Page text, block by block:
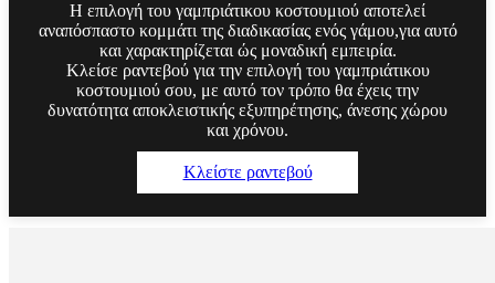
Η επιλογή του γαμπριάτικου κοστουμιού αποτελεί
αναπόσπαστο κομμάτι της διαδικασίας ενός γάμου,για αυτό
και χαρακτηρίζεται ώς μοναδική εμπειρία.
Κλείσε ραντεβού για την επιλογή του γαμπριάτικου
κοστουμιού σου, με αυτό τον τρόπο θα έχεις την
δυνατότητα αποκλειστικής εξυπηρέτησης, άνεσης χώρου
και χρόνου.
Κλείστε ραντεβού